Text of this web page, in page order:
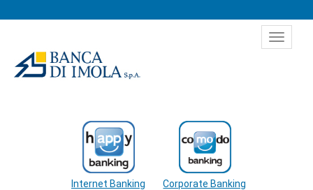
Toggle
Internet Banking Corporate Banking